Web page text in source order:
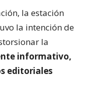
la estación
la intención de
la
informativo,
editoriales